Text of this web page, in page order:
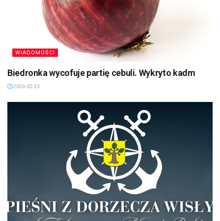
WIADOMOŚCI
Biedronka wycofuje partię cebuli. Wykryto kadm
2026-02-23